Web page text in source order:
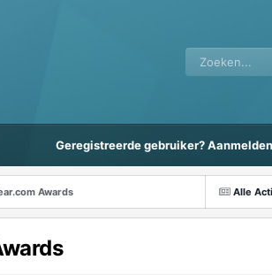
Geregistreerde gebruiker? Aanmelden
Alle
Awards